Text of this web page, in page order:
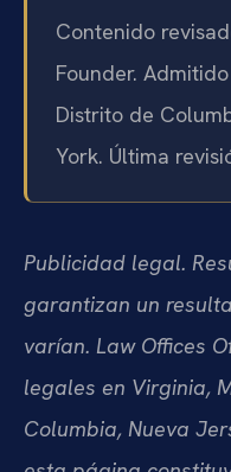
Contenido
Founder.
Distrito de
York. Última
Publicidad legal.
garantizan un
varían. Law Offices
legales en Virginia,
Columbia, Nueva